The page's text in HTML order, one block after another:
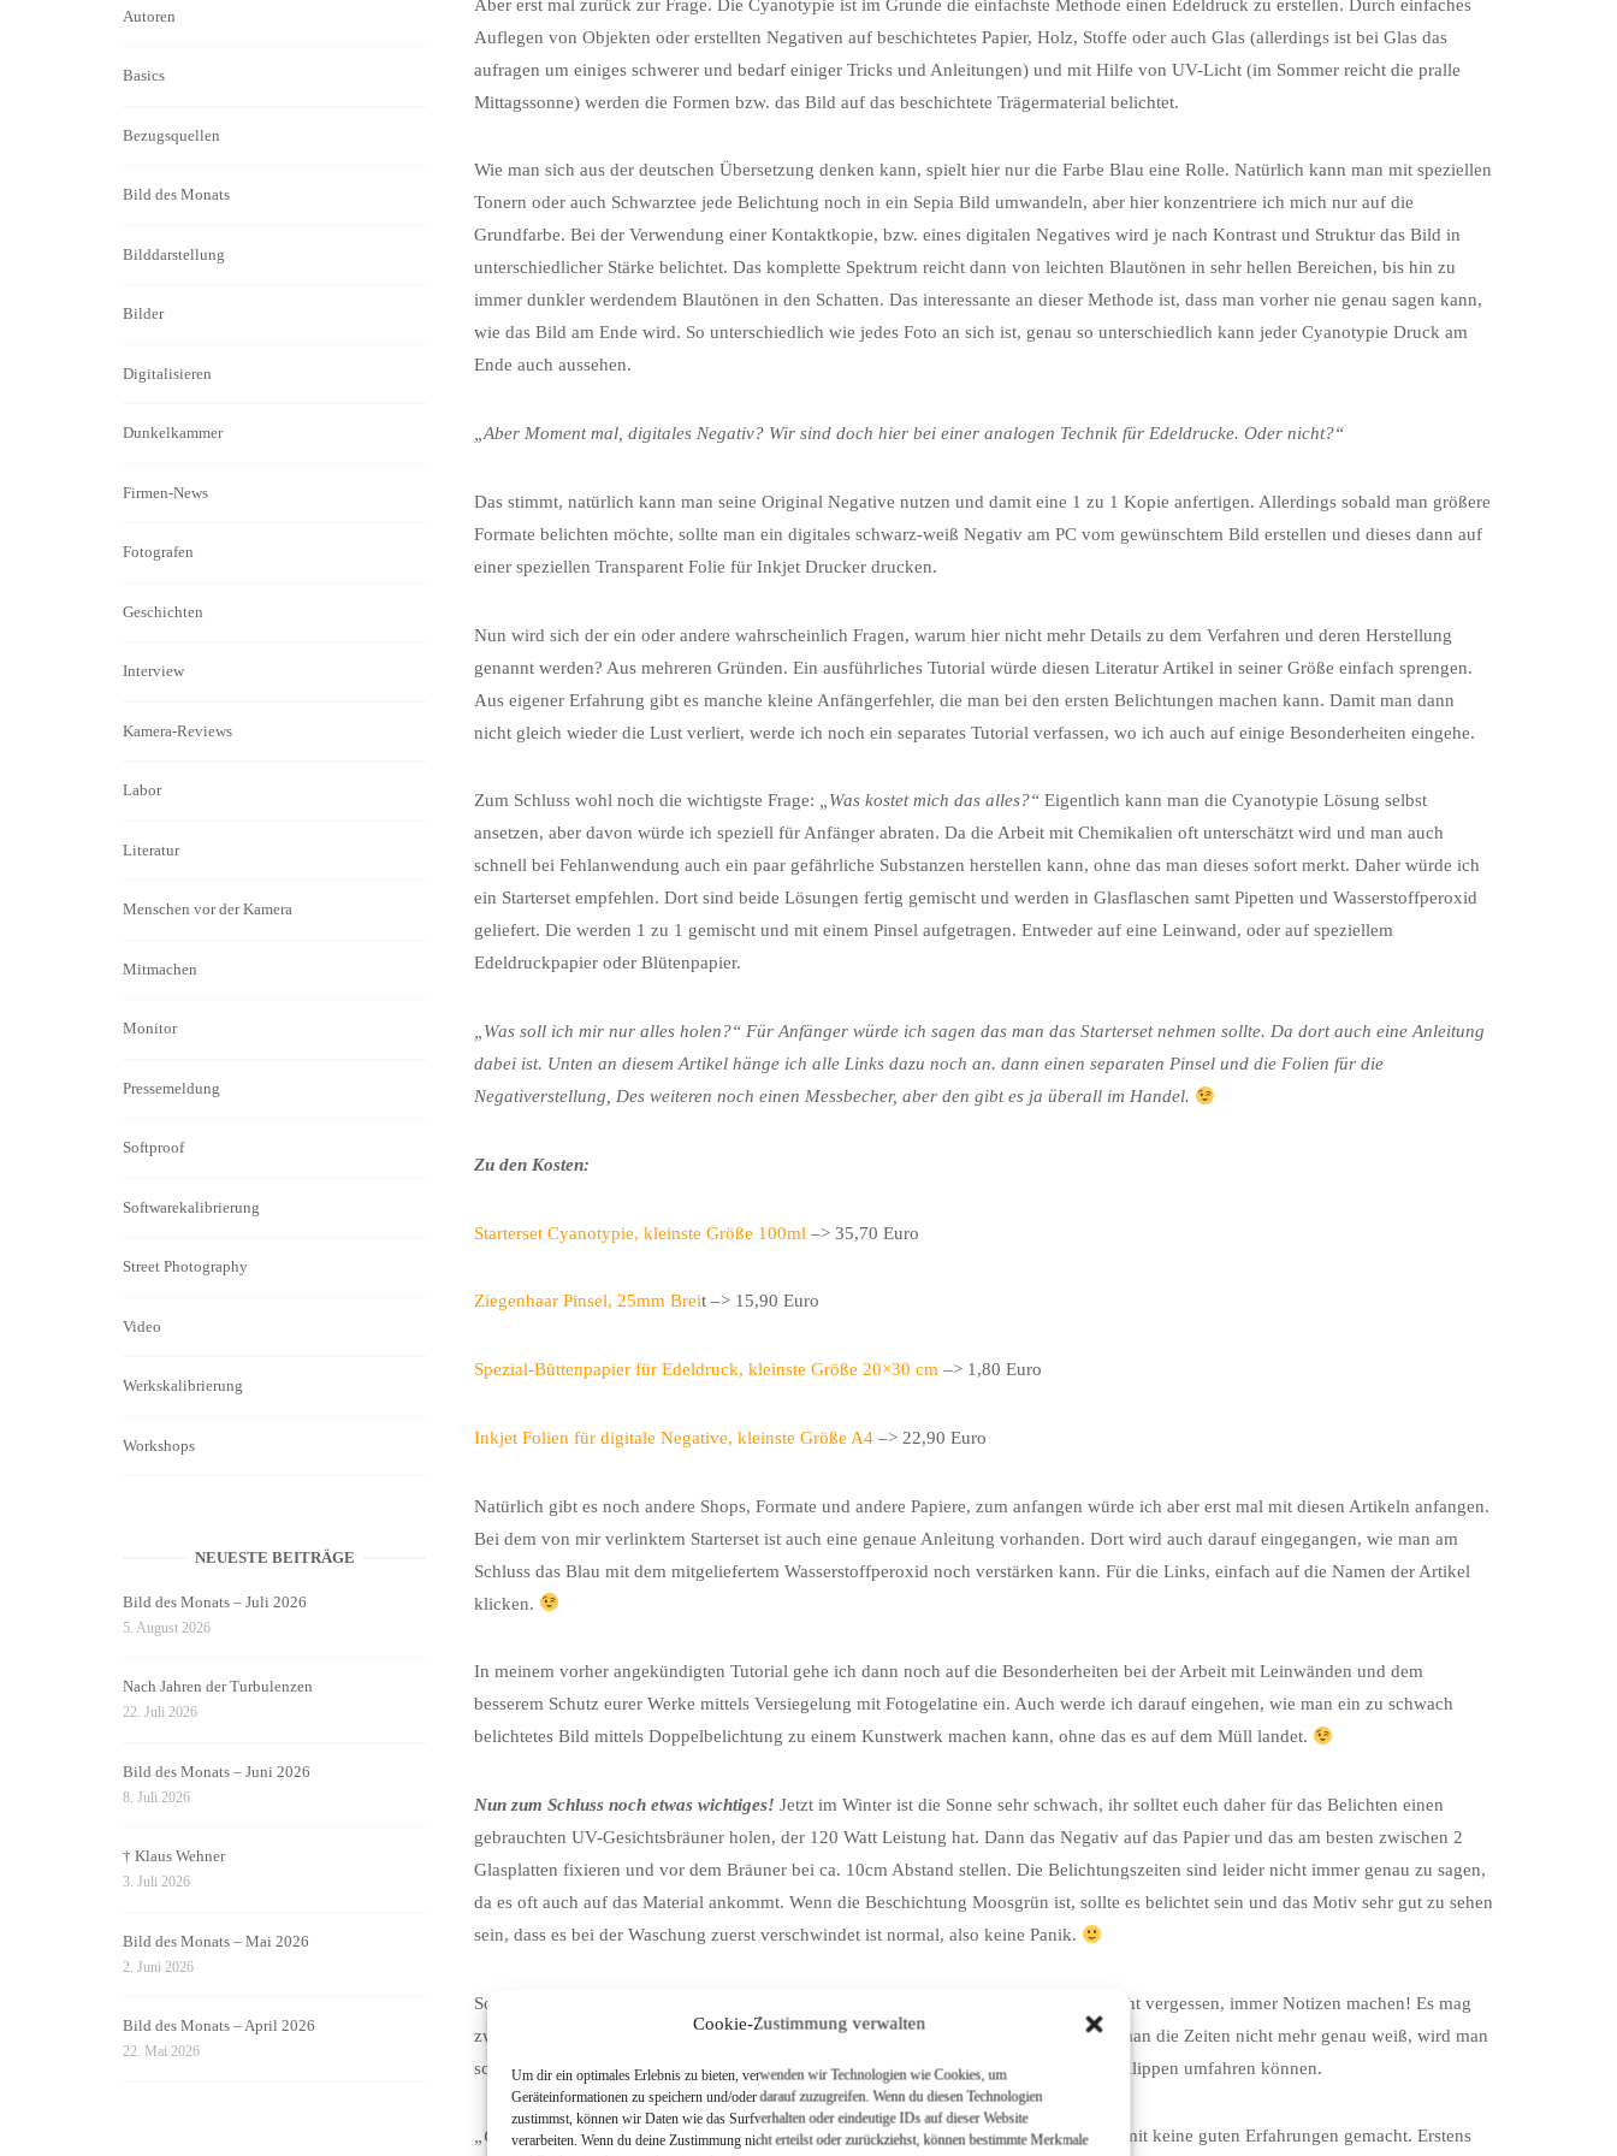
Cookie-Zustimmung verwalten
Um dir ein optimales Erlebnis zu bieten, verwenden wir Technologien wie Cookies, um
Geräteinformationen zu speichern und/oder darauf zuzugreifen. Wenn du diesen Technologien
zustimmst, können wir Daten wie das Surfverhalten oder eindeutige IDs auf dieser Website
verarbeiten. Wenn du deine Zustimmung nicht erteilst oder zurückziehst, können bestimmte Merkmale
Aber erst mal zurück zur Frage. Die Cyanotypie ist im Grunde die einfachste Methode einen Edeldruck zu erstellen. Durch einfaches
Auflegen von Objekten oder erstellten Negativen auf beschichtetes Papier, Holz, Stoffe oder auch Glas (allerdings ist bei Glas das
aufragen um einiges schwerer und bedarf einiger Tricks und Anleitungen) und mit Hilfe von UV-Licht (im Sommer reicht die pralle
Mittagssonne) werden die Formen bzw. das Bild auf das beschichtete Trägermaterial belichtet.
Wie man sich aus der deutschen Übersetzung denken kann, spielt hier nur die Farbe Blau eine Rolle. Natürlich kann man mit speziellen
Tonern oder auch Schwarztee jede Belichtung noch in ein Sepia Bild umwandeln, aber hier konzentriere ich mich nur auf die
Grundfarbe. Bei der Verwendung einer Kontaktkopie, bzw. eines digitalen Negatives wird je nach Kontrast und Struktur das Bild in
unterschiedlicher Stärke belichtet. Das komplette Spektrum reicht dann von leichten Blautönen in sehr hellen Bereichen, bis hin zu
immer dunkler werdendem Blautönen in den Schatten. Das interessante an dieser Methode ist, dass man vorher nie genau sagen kann,
wie das Bild am Ende wird. So unterschiedlich wie jedes Foto an sich ist, genau so unterschiedlich kann jeder Cyanotypie Druck am
Ende auch aussehen.
„Aber Moment mal, digitales Negativ? Wir sind doch hier bei einer analogen Technik für Edeldrucke. Oder nicht?“
Das stimmt, natürlich kann man seine Original Negative nutzen und damit eine 1 zu 1 Kopie anfertigen. Allerdings sobald man größere
Formate belichten möchte, sollte man ein digitales schwarz-weiß Negativ am PC vom gewünschtem Bild erstellen und dieses dann auf
einer speziellen Transparent Folie für Inkjet Drucker drucken.
Nun wird sich der ein oder andere wahrscheinlich Fragen, warum hier nicht mehr Details zu dem Verfahren und deren Herstellung
genannt werden? Aus mehreren Gründen. Ein ausführliches Tutorial würde diesen Literatur Artikel in seiner Größe einfach sprengen.
Aus eigener Erfahrung gibt es manche kleine Anfängerfehler, die man bei den ersten Belichtungen machen kann. Damit man dann
nicht gleich wieder die Lust verliert, werde ich noch ein separates Tutorial verfassen, wo ich auch auf einige Besonderheiten eingehe.
Zum Schluss wohl noch die wichtigste Frage: „Was kostet mich das alles?“ Eigentlich kann man die Cyanotypie Lösung selbst
ansetzen, aber davon würde ich speziell für Anfänger abraten. Da die Arbeit mit Chemikalien oft unterschätzt wird und man auch
schnell bei Fehlanwendung auch ein paar gefährliche Substanzen herstellen kann, ohne das man dieses sofort merkt. Daher würde ich
ein Starterset empfehlen. Dort sind beide Lösungen fertig gemischt und werden in Glasflaschen samt Pipetten und Wasserstoffperoxid
geliefert. Die werden 1 zu 1 gemischt und mit einem Pinsel aufgetragen. Entweder auf eine Leinwand, oder auf speziellem
Edeldruckpapier oder Blütenpapier.
„Was soll ich mir nur alles holen?“ Für Anfänger würde ich sagen das man das Starterset nehmen sollte. Da dort auch eine Anleitung
dabei ist. Unten an diesem Artikel hänge ich alle Links dazu noch an. dann einen separaten Pinsel und die Folien für die
Negativerstellung, Des weiteren noch einen Messbecher, aber den gibt es ja überall im Handel.
Zu den Kosten:
Starterset Cyanotypie, kleinste Größe 100ml –> 35,70 Euro
Ziegenhaar Pinsel, 25mm Breit –> 15,90 Euro
Spezial-Büttenpapier für Edeldruck, kleinste Größe 20×30 cm –> 1,80 Euro
Inkjet Folien für digitale Negative, kleinste Größe A4 –> 22,90 Euro
Natürlich gibt es noch andere Shops, Formate und andere Papiere, zum anfangen würde ich aber erst mal mit diesen Artikeln anfangen.
Bei dem von mir verlinktem Starterset ist auch eine genaue Anleitung vorhanden. Dort wird auch darauf eingegangen, wie man am
Schluss das Blau mit dem mitgeliefertem Wasserstoffperoxid noch verstärken kann. Für die Links, einfach auf die Namen der Artikel
klicken.
In meinem vorher angekündigten Tutorial gehe ich dann noch auf die Besonderheiten bei der Arbeit mit Leinwänden und dem
besserem Schutz eurer Werke mittels Versiegelung mit Fotogelatine ein. Auch werde ich darauf eingehen, wie man ein zu schwach
belichtetes Bild mittels Doppelbelichtung zu einem Kunstwerk machen kann, ohne das es auf dem Müll landet.
Nun zum Schluss noch etwas wichtiges! Jetzt im Winter ist die Sonne sehr schwach, ihr solltet euch daher für das Belichten einen
gebrauchten UV-Gesichtsbräuner holen, der 120 Watt Leistung hat. Dann das Negativ auf das Papier und das am besten zwischen 2
Glasplatten fixieren und vor dem Bräuner bei ca. 10cm Abstand stellen. Die Belichtungszeiten sind leider nicht immer genau zu sagen,
da es oft auch auf das Material ankommt. Wenn die Beschichtung Moosgrün ist, sollte es belichtet sein und das Motiv sehr gut zu sehen
sein, dass es bei der Waschung zuerst verschwindet ist normal, also keine Panik.
Sollte das nicht ausreichen, geht auf 30 Minuten hoch mit der Belichtungszeit. Und nicht vergessen, immer Notizen machen! Es mag
zwar an sich das leichteste Edeldruckverfahren sein in seiner Anwendung, aber wenn man die Zeiten nicht mehr genau weiß, wird man
schnell nur noch Frust schieben. Mit den ersten Tipps hier solltet ihr auch die größten Klippen umfahren können.
„Geht nicht auch ein schwächeres UV Licht?“Grundsätzlich ja, allerdings habe ich damit keine guten Erfahrungen gemacht. Erstens
Autoren
Basics
Bezugsquellen
Bild des Monats
Bilddarstellung
Bilder
Digitalisieren
Dunkelkammer
Firmen-News
Fotografen
Geschichten
Interview
Kamera-Reviews
Labor
Literatur
Menschen vor der Kamera
Mitmachen
Monitor
Pressemeldung
Softproof
Softwarekalibrierung
Street Photography
Video
Werkskalibrierung
Workshops
NEUESTE BEITRÄGE
Bild des Monats – Juli 2026
5. August 2026
Nach Jahren der Turbulenzen
22. Juli 2026
Bild des Monats – Juni 2026
8. Juli 2026
† Klaus Wehner
3. Juli 2026
Bild des Monats – Mai 2026
2. Juni 2026
Bild des Monats – April 2026
22. Mai 2026